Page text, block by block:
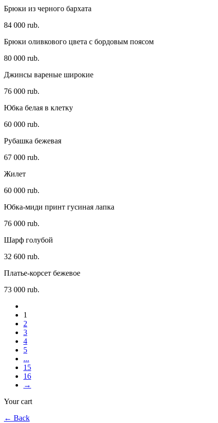
Брюки из черного бархата
84 000 rub.
Брюки оливкового цвета с бордовым поясом
80 000 rub.
Джинсы вареные широкие
76 000 rub.
Юбка белая в клетку
60 000 rub.
Рубашка бежевая
67 000 rub.
Жилет
60 000 rub.
Юбка-миди принт гусиная лапка
76 000 rub.
Шарф голубой
32 600 rub.
Платье-корсет бежевое
73 000 rub.
1
2
3
4
5
...
15
16
→
Your cart
← Back